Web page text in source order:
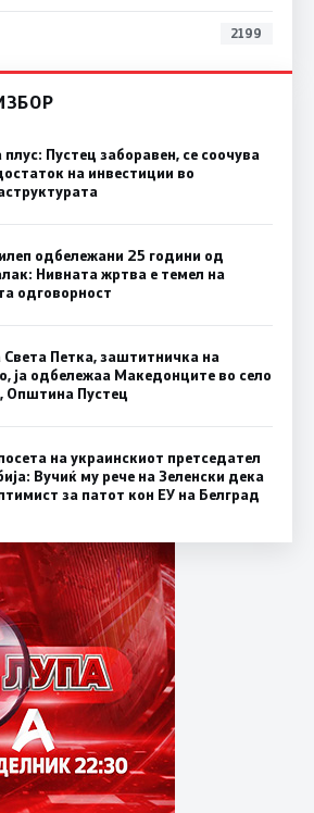
2199
плус: Пустец заборавен, се соочува
на инвестиции во
одбележани 25 години од
Нивната жртва е темел на
одговорност
Света Петка, заштитничка на
ја одбележаа Македонците во село
Општина Пустец
на украинскиот претседател
Вучиќ му рече на Зеленски дека
за патот кон ЕУ на Белград